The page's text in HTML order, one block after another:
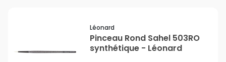
Léonard
Pinceau Rond Sahel 503RO
synthétique - Léonard